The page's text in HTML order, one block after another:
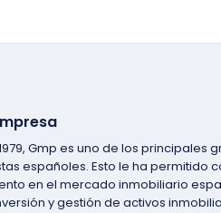
Gmp es uno de los principales
españoles. Esto le ha permitido
en el mercado inmobiliario
y gestión de activos